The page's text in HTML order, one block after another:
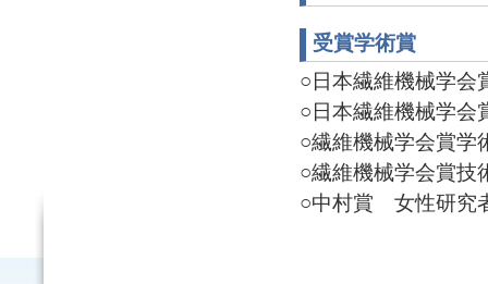
受賞学術賞
○日本繊維機械学
○日本繊維機械学
○繊維機械学会賞学
○繊維機械学会賞技
○中村賞 女性研究